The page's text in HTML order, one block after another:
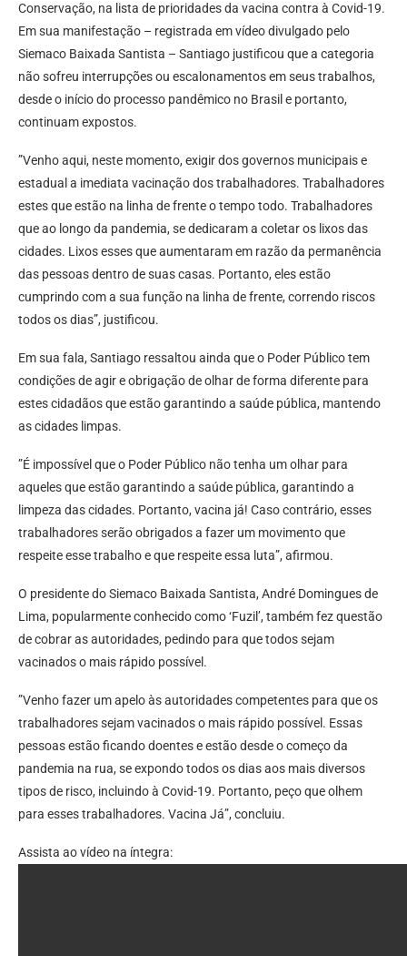
Conservação, na lista de prioridades da vacina contra à Covid-19.
Em sua manifestação – registrada em vídeo divulgado pelo
Siemaco Baixada Santista – Santiago justificou que a categoria
não sofreu interrupções ou escalonamentos em seus trabalhos,
desde o início do processo pandêmico no Brasil e portanto,
continuam expostos.
”Venho aqui, neste momento, exigir dos governos municipais e
estadual a imediata vacinação dos trabalhadores. Trabalhadores
estes que estão na linha de frente o tempo todo. Trabalhadores
que ao longo da pandemia, se dedicaram a coletar os lixos das
cidades. Lixos esses que aumentaram em razão da permanência
das pessoas dentro de suas casas. Portanto, eles estão
cumprindo com a sua função na linha de frente, correndo riscos
todos os dias”, justificou.
Em sua fala, Santiago ressaltou ainda que o Poder Público tem
condições de agir e obrigação de olhar de forma diferente para
estes cidadãos que estão garantindo a saúde pública, mantendo
as cidades limpas.
”É impossível que o Poder Público não tenha um olhar para
aqueles que estão garantindo a saúde pública, garantindo a
limpeza das cidades. Portanto, vacina já! Caso contrário, esses
trabalhadores serão obrigados a fazer um movimento que
respeite esse trabalho e que respeite essa luta”, afirmou.
O presidente do Siemaco Baixada Santista, André Domingues de
Lima, popularmente conhecido como ‘Fuzil’, também fez questão
de cobrar as autoridades, pedindo para que todos sejam
vacinados o mais rápido possível.
”Venho fazer um apelo às autoridades competentes para que os
trabalhadores sejam vacinados o mais rápido possível. Essas
pessoas estão ficando doentes e estão desde o começo da
pandemia na rua, se expondo todos os dias aos mais diversos
tipos de risco, incluindo à Covid-19. Portanto, peço que olhem
para esses trabalhadores. Vacina Já”, concluiu.
Assista ao vídeo na íntegra: